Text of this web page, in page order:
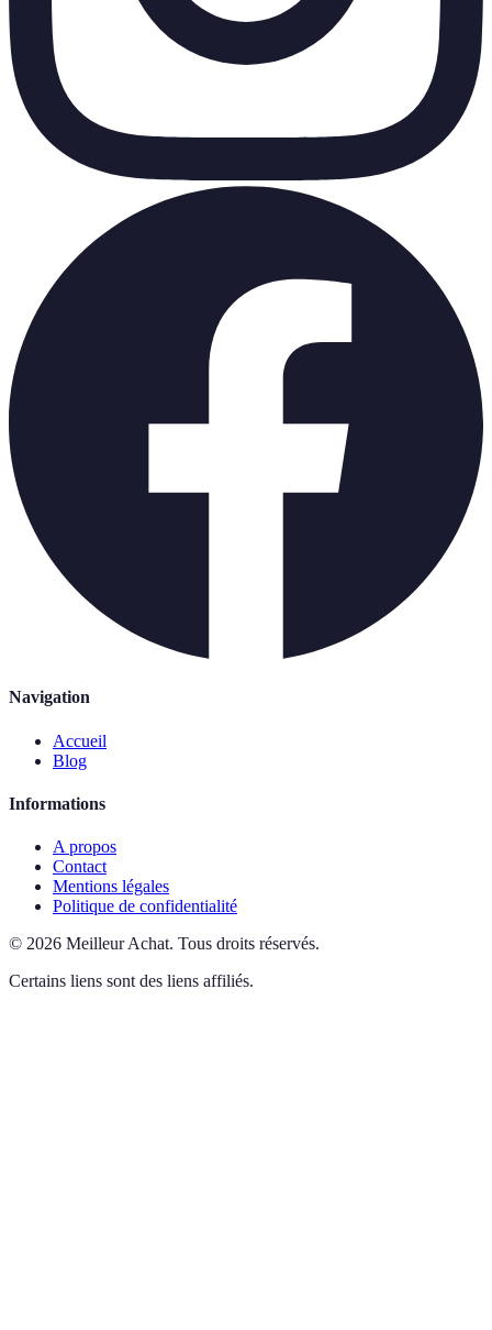
Navigation
Accueil
Blog
Informations
A propos
Contact
Mentions légales
Politique de confidentialité
© 2026 Meilleur Achat. Tous droits réservés.
Certains liens sont des liens affiliés.